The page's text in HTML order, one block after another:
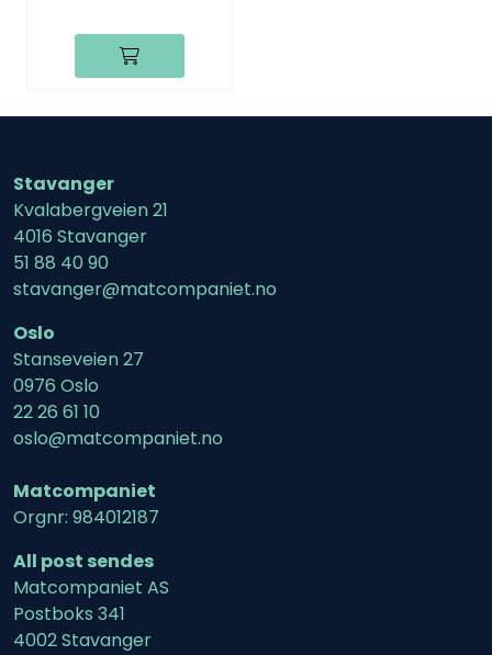
Stavanger
Kvalabergveien 21
4016 Stavanger
51 88 40 90
stavanger@matcompaniet.no
Oslo
Stanseveien 27
0976 Oslo
22 26 61 10
oslo@matcompaniet.no
Matcompaniet
Orgnr: 984012187
All post sendes
Matcompaniet AS
Postboks 341
4002 Stavanger